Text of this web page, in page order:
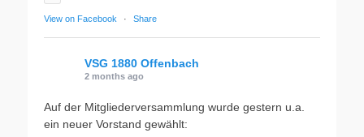
View on Facebook · Share
VSG 1880 Offenbach
2 months ago
Auf der Mitgliederversammlung wurde gestern u.a.
ein neuer Vorstand gewählt: